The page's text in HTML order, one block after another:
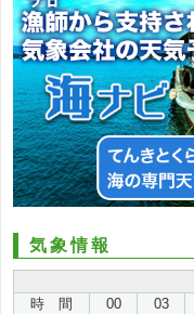
気象情報
時 間
00 03